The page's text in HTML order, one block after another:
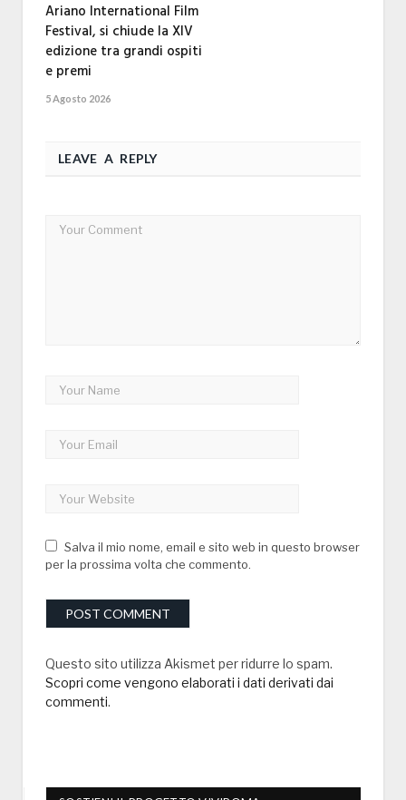
Ariano International Film
Festival, si chiude la XIV
edizione tra grandi ospiti
e premi
5 Agosto 2026
LEAVE A REPLY
Salva il mio nome, email e sito web in questo browser
per la prossima volta che commento.
Questo sito utilizza Akismet per ridurre lo spam.
Scopri come vengono elaborati i dati derivati dai
commenti.